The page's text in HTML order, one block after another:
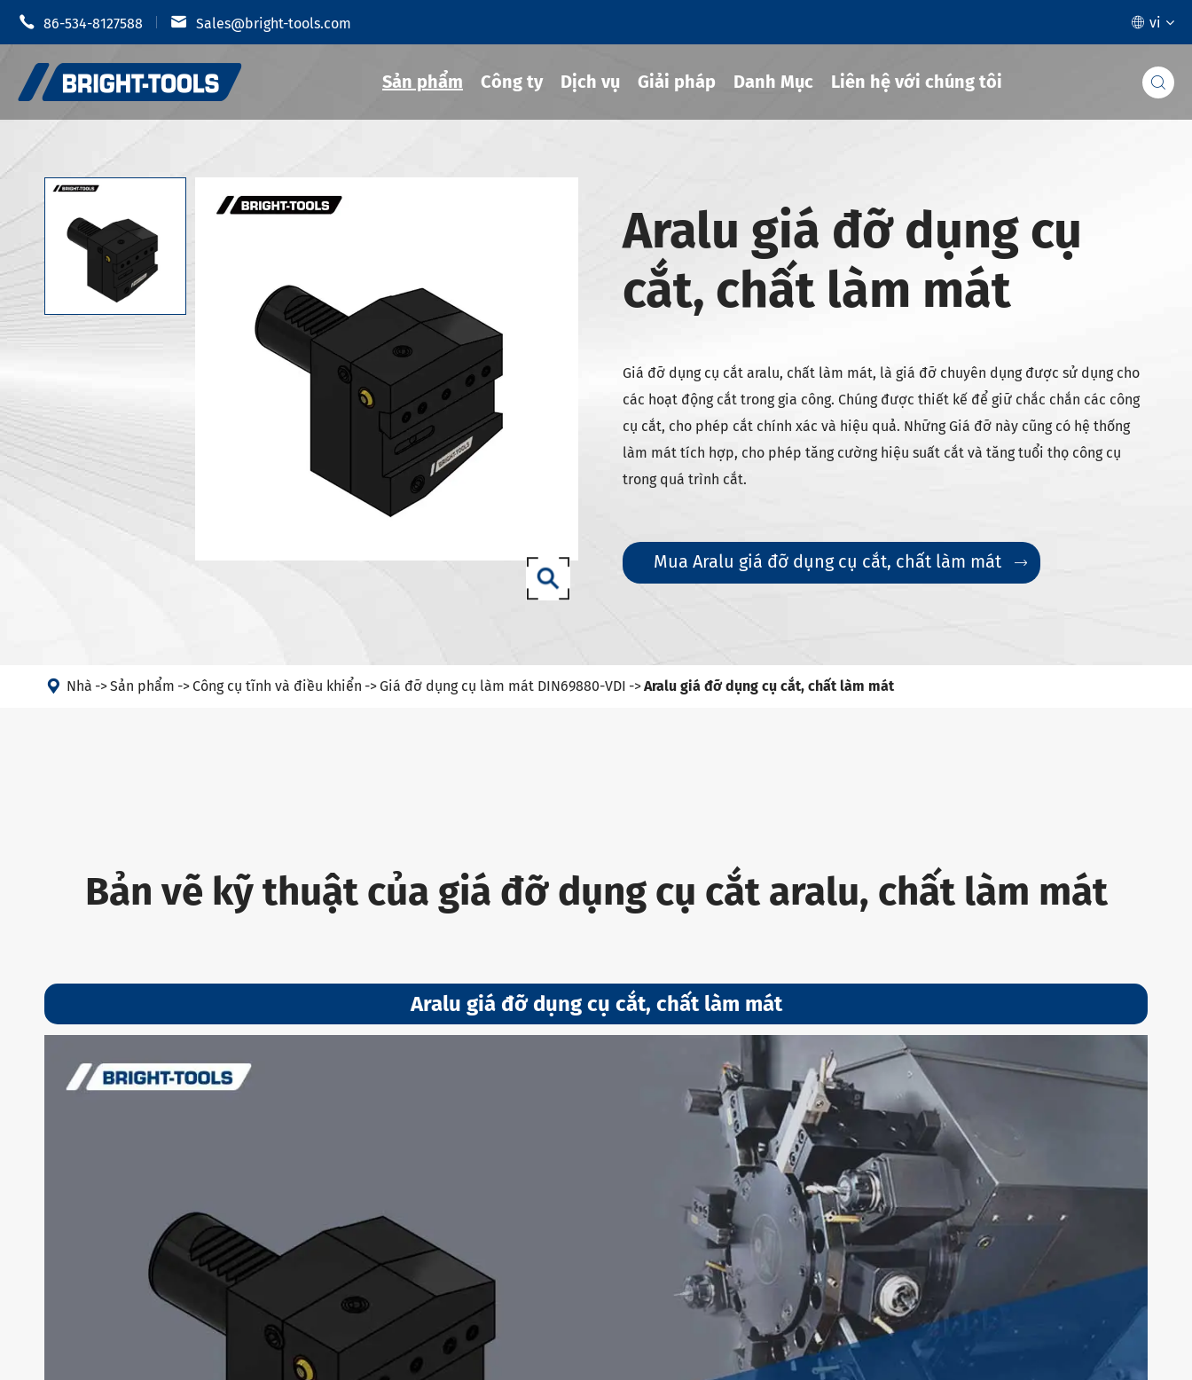
 86-534-8127588  Sales@bright-tools.com  vi
Sản phẩm
Giá đỡ dụng cụ CNC
Công cụ tĩnh và điều khiển
Dụng cụ khoan
Phụ Kiện Giá đỡ dụng cụ
Giá đỡ dụng cụ co rút
Giá đỡ dụng cụ JIS B 6339-bt
Giá đỡ dụng cụ JIS B 6339-bbt
Giá đỡ dụng cụ JIS B 6339-nbt
Giá đỡ dụng cụ DIN 69871-sk
Giá đỡ dụng cụ DIN 69871-iso
Hộp đựng dụng cụ Mèo/mèo ANSI b5.50
Giá đỡ dụng cụ DIN 69893 (ISO 12164) HSK-A
Giá đỡ dụng cụ DIN 69893 (ISO 12164) HSK-F
Hộp đựng dụng cụ din69893 (ISO12164-1)-
Giá đỡ dụng cụ GOST 25827-93
Công ty Dịch vụ Giải pháp Danh Mục Liên hệ với chúng tôi 
Aralu giá đỡ dụng cụ
cắt, chất làm mát
Giá đỡ dụng cụ cắt aralu, chất làm mát, là giá đỡ chuyên dụng được sử dụng cho
các hoạt động cắt trong gia công. Chúng được thiết kế để giữ chắc chắn các công
cụ cắt, cho phép cắt chính xác và hiệu quả. Những Giá đỡ này cũng có hệ thống
làm mát tích hợp, cho phép tăng cường hiệu suất cắt và tăng tuổi thọ công cụ
trong quá trình cắt.
Mua Aralu giá đỡ dụng cụ cắt, chất làm mát 
 Nhà Sản phẩm Công cụ tĩnh và điều khiển Giá đỡ dụng cụ làm mát DIN69880-VDI Aralu giá đỡ dụng cụ cắt, chất làm mát
Bản vẽ kỹ thuật của giá đỡ dụng cụ cắt aralu, chất làm mát
Aralu giá đỡ dụng cụ cắt, chất làm mát